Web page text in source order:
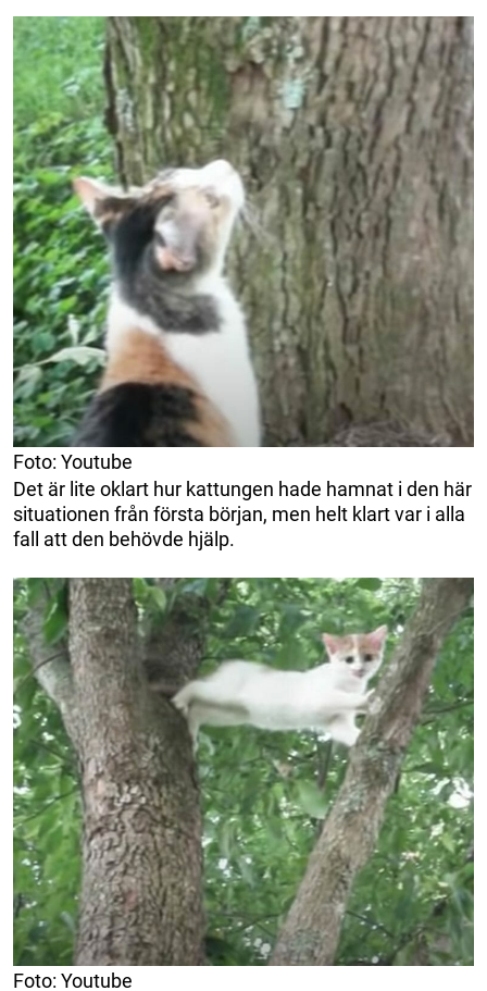
Foto: Youtube
Det är lite oklart hur kattungen hade hamnat i den här
situationen från första början, men helt klart var i alla
fall att den behövde hjälp.
Foto: Youtube